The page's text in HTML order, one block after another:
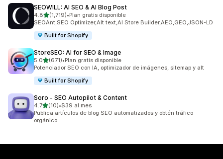
SEOWILL: AI SEO & AI Blog Post
4.8de 5 estrellas
(1,719)
1719 reseñas en total
•Plan gratis disponible
SEOAnt,SEO Optimizer,Alt text,AI Store Builder,AEO,GEO,JSON-LD
Built for Shopify
StoreSEO: AI for SEO & Image
5.0de 5 estrellas
(671)
671 reseñas en total
•Plan gratis disponible
Potenciador SEO con IA, optimizador de imágenes, sitemap y alt
Built for Shopify
Soro ‑ SEO Autopilot & Content
4.7de 5 estrellas
(10)
10 reseñas en total
•$39 al mes
Publica artículos de blog SEO automatizados y obtén tráfico
orgánico